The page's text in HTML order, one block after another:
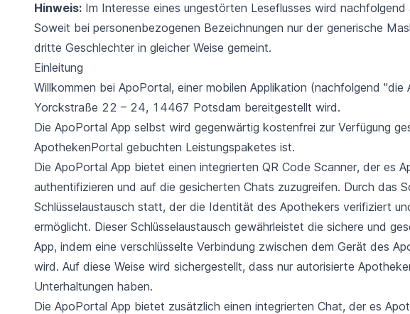
Hinweis: Im Interesse eines ungestörten Leseflusses wird
Soweit bei personenbezogenen Bezeichnungen nur der generische
dritte Geschlechter in gleicher Weise gemeint.
Einleitung
Willkommen bei ApoPortal, einer mobilen Applikation (nachfolgend
Yorckstraße 22 – 24, 14467 Potsdam bereitgestellt wird.
Die ApoPortal App selbst wird gegenwärtig kostenfrei zur Verfügung
ApothekenPortal gebuchten Leistungspaketes ist.
Die ApoPortal App bietet einen integrierten QR Code Scanner, der es
authentifizieren und auf die gesicherten Chats zuzugreifen. Durch das
Schlüsselaustausch statt, der die Identität des Apothekers verifiziert
ermöglicht. Dieser Schlüsselaustausch gewährleistet die sichere und
App, indem eine verschlüsselte Verbindung zwischen dem Gerät des
wird. Auf diese Weise wird sichergestellt, dass nur autorisierte
Unterhaltungen haben.
Die ApoPortal App bietet zusätzlich einen integrierten Chat, der es